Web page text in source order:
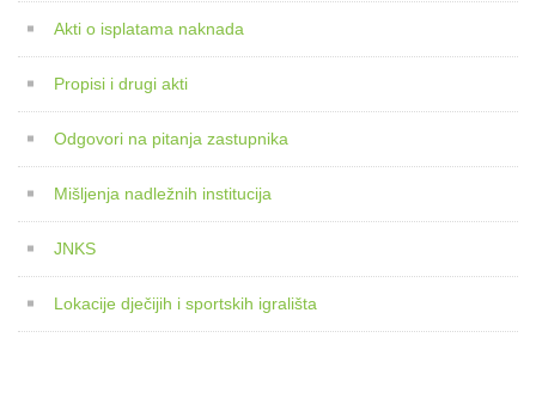
Akti o isplatama naknada
Propisi i drugi akti
Odgovori na pitanja zastupnika
Mišljenja nadležnih institucija
JNKS
Lokacije dječijih i sportskih igrališta